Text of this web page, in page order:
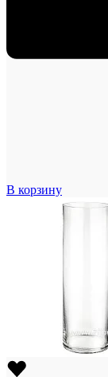
В корзину